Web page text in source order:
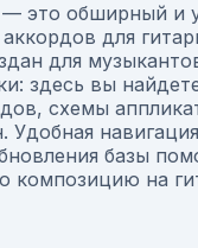
— это обширный и
для
для
здесь вы
схемы
Удобная
базы
композицию на